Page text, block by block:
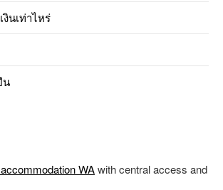
นเท่าไหร่
น
WAwith central access and